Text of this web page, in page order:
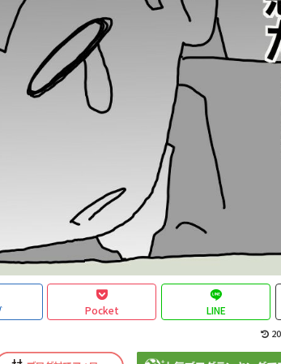
Pocket LINE